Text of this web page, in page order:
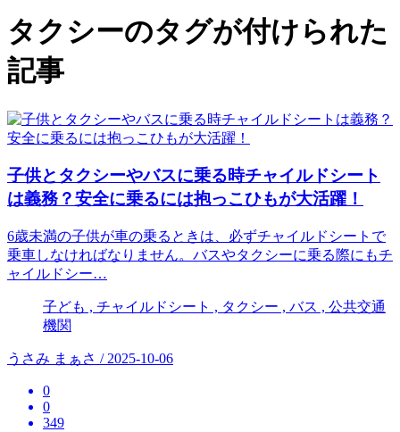
タクシーのタグが付けられた
記事
子供とタクシーやバスに乗る時チャイルドシート
は義務？安全に乗るには抱っこひもが大活躍！
6歳未満の子供が車の乗るときは、必ずチャイルドシートで
乗車しなければなりません。バスやタクシーに乗る際にもチ
ャイルドシー…
子ども , チャイルドシート , タクシー , バス , 公共交通
機関
うさみ まぁさ / 2025-10-06
0
0
349